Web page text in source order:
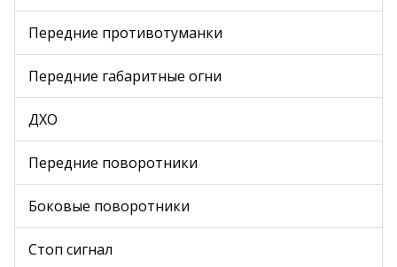
Передние противотуманки
Передние габаритные огни
ДХО
Передние поворотники
Боковые поворотники
Стоп сигнал